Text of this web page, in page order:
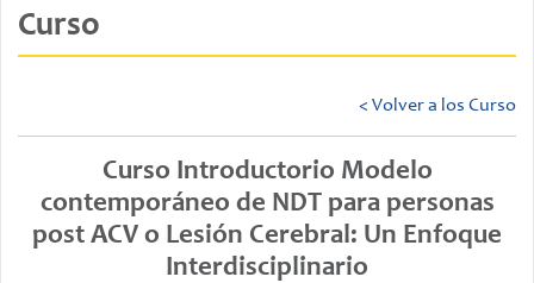
Nombre Completo
Correo Electrónico
Ciudad
Curso
< Volver a los Curso
Curso Introductorio Modelo
contemporáneo de NDT para personas
post ACV o Lesión Cerebral: Un Enfoque
Interdisciplinario